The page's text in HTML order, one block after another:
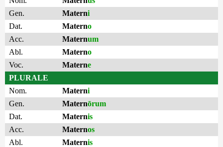
Gen.
Materni
Dat.
Materno
Acc.
Maternum
Abl.
Materno
Voc.
Materne
PLURALE
Nom.
Materni
Gen.
Maternōrum
Dat.
Maternis
Acc.
Maternos
Abl.
Maternis